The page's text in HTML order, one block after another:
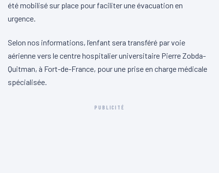
été mobilisé sur place pour faciliter une évacuation en
urgence.
Selon nos informations, l’enfant sera transféré par voie
aérienne vers le centre hospitalier universitaire Pierre Zobda-
Quitman, à Fort-de-France, pour une prise en charge médicale
spécialisée.
PUBLICITÉ